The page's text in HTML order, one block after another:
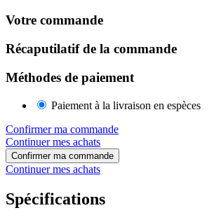
Votre commande
Récaputilatif de la commande
Méthodes de paiement
Paiement à la livraison en espèces
Confirmer ma commande
Continuer mes achats
Confirmer ma commande
Continuer mes achats
Spécifications